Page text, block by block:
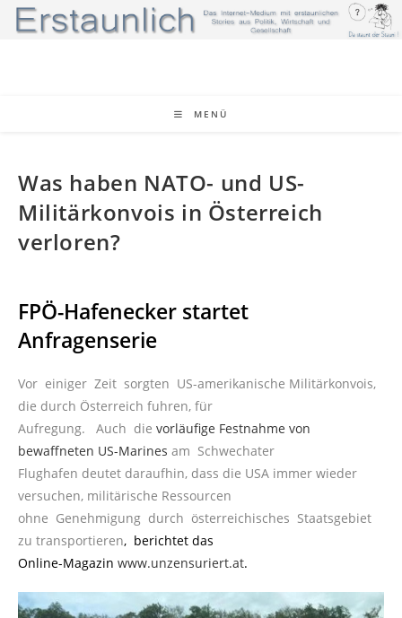
Zum
Inhalt
MENÜ
Was haben NATO- und US-
Militärkonvois in Österreich
verloren?
FPÖ-Hafenecker startet
Anfragenserie
Vor einiger Zeit sorgten US-amerikanische Militärkonvois,
die durch Österreich fuhren, für
Aufregung. Auch die vorläufige Festnahme von
bewaffneten US-Marines am Schwechater
Flughafen deutet daraufhin, dass die USA immer wieder
versuchen, militärische Ressourcen
ohne Genehmigung durch österreichisches Staatsgebiet
zu transportieren, berichtet das
Online-Magazin www.unzensuriert.at.